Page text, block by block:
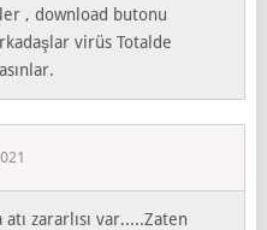
, download butonu
virüs Totalde
atı zararlısı var.....Zaten